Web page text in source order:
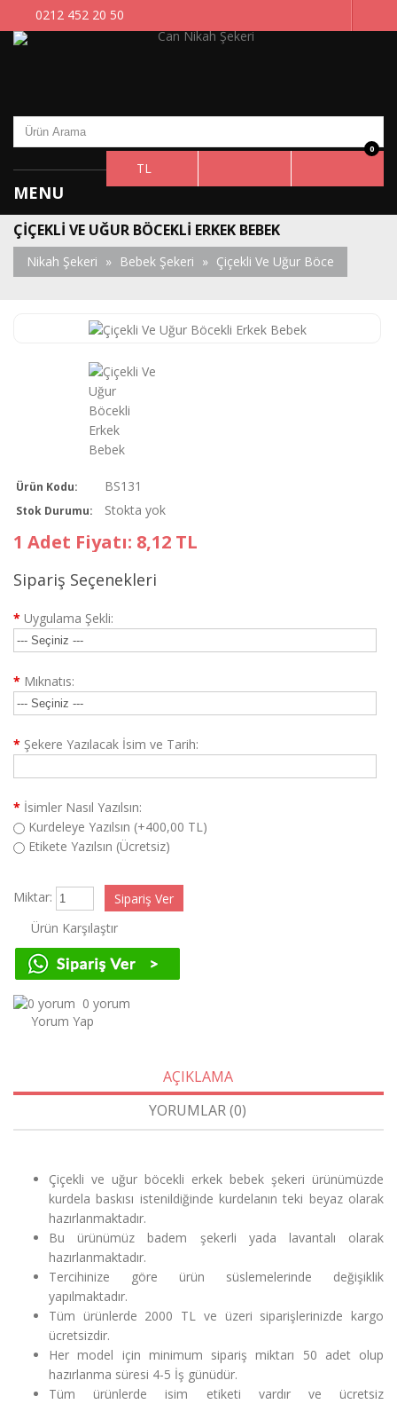
0212 452 20 50
TL
0
MENU
Nikah Şekeri » Bebek Şekeri » Çiçekli Ve Uğur Böce
ÇIÇEKLI VE UĞUR BÖCEKLI ERKEK BEBEK
Ürün Kodu: BS131
Stok Durumu: Stokta yok
1 Adet Fiyatı: 8,12 TL
Sipariş Seçenekleri
* Uygulama Şekli:
* Mıknatıs:
* Şekere Yazılacak İsim ve Tarih:
* İsimler Nasıl Yazılsın:
Kurdeleye Yazılsın (+400,00 TL)
Etikete Yazılsın (Ücretsiz)
Miktar:
Ürün Karşılaştır
0 yorum
Yorum Yap
AÇIKLAMA
YORUMLAR (0)
Çiçekli ve uğur böcekli erkek bebek şekeri ürünümüzde
kurdela baskısı istenildiğinde kurdelanın teki beyaz olarak
hazırlanmaktadır.
Bu ürünümüz badem şekerli yada lavantalı olarak
hazırlanmaktadır.
Tercihinize göre ürün süslemelerinde değişiklik
yapılmaktadır.
Tüm ürünlerde 2000 TL ve üzeri siparişlerinizde kargo
ücretsizdir.
Her model için minimum sipariş miktarı 50 adet olup
hazırlanma süresi 4-5 İş günüdür.
Tüm ürünlerde isim etiketi vardır ve ücretsiz